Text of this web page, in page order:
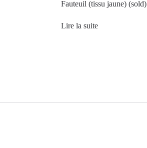
Fauteuil (tissu jaune) (sold)
Lire la suite